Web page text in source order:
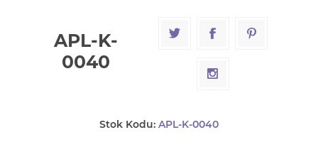
APL-K-
0040
Stok Kodu: APL-K-0040